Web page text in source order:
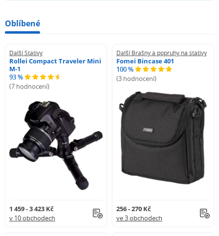
Oblíbené
Další Stativy
Rollei Compact Traveler Mini
M-1
93 %
(7 hodnocení)
1 459 - 3 423 Kč
v 10 obchodech
Další Brašny a popruhy na stativy
Fomei Bincase 401
100 %
(3 hodnocení)
256 - 270 Kč
ve 3 obchodech